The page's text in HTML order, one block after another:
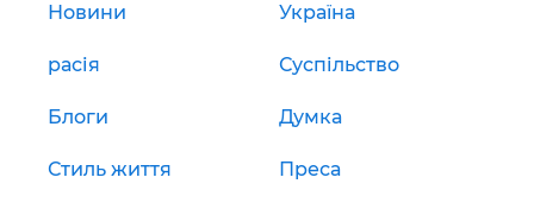
Новини Україна
расія Суспільство
Блоги Думка
Стиль життя Преса